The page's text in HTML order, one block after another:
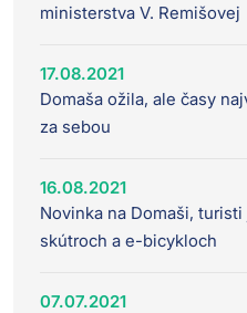
ministerstva V. Remišovej
17.08.2021
Domaša ožila, ale časy
za sebou
16.08.2021
Novinka na Domaši,
skútroch a e-bicykloch
07.07.2021